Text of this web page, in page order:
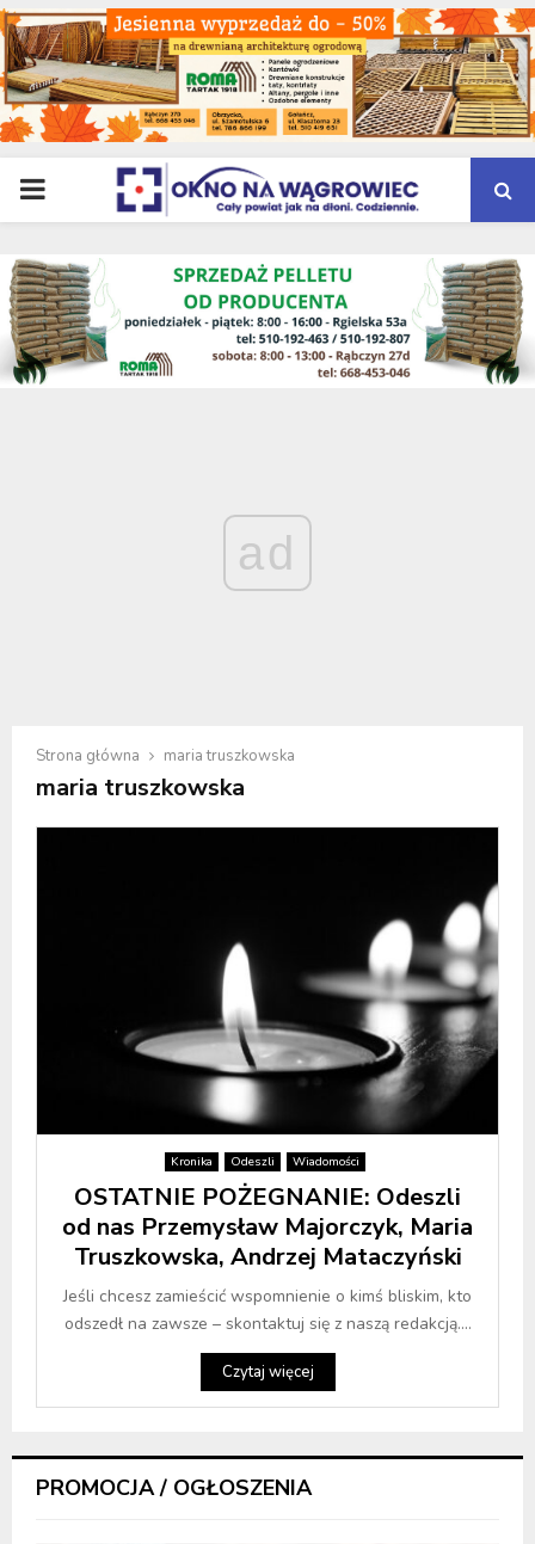
PRIMARY
MENU
ad
Strona główna maria truszkowska
maria truszkowska
Kronika Odeszli Wiadomości
OSTATNIE POŻEGNANIE: Odeszli
od nas Przemysław Majorczyk, Maria
Truszkowska, Andrzej Mataczyński
Jeśli chcesz zamieścić wspomnienie o kimś bliskim, kto
odszedł na zawsze – skontaktuj się z naszą redakcją....
Czytaj więcej
PROMOCJA / OGŁOSZENIA